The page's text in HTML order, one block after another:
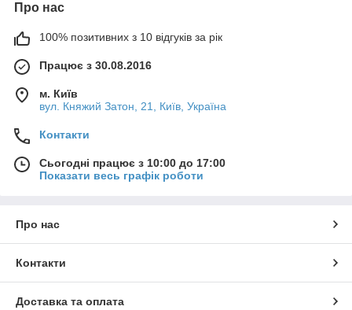
Про нас
100% позитивних з 10 відгуків за рік
Працює з 30.08.2016
м. Київ
вул. Княжий Затон, 21, Київ, Україна
Контакти
Сьогодні працює з 10:00 до 17:00
Показати весь графік роботи
Про нас
Контакти
Доставка та оплата